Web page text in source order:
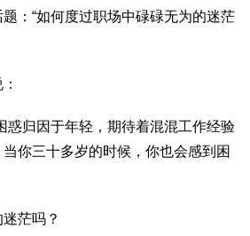
：“如何度过职场中碌碌无为的迷茫
惑归因于年轻，期待着混混工作经验
你三十多岁的时候，你也会感到困
茫吗？